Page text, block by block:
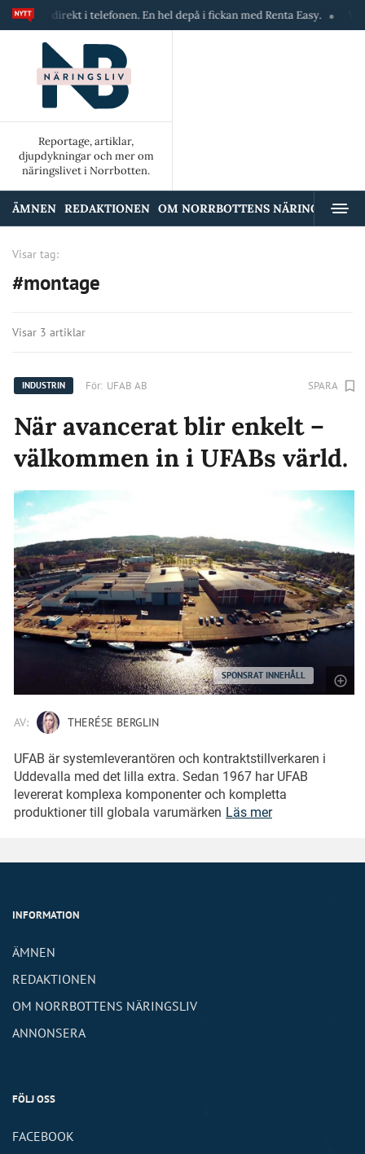
direkt i telefonen. En hel depå i fickan med Renta Easy.
Reportage, artiklar,
djupdykningar och mer om
näringslivet i Norrbotten.
ÄMNEN REDAKTIONEN OM NORRBOTTENS NÄRINGSLIV
Visar tag:
#montage
Visar 3 artiklar
INDUSTRIN För: UFAB AB SPARA
När avancerat blir enkelt –
välkommen in i UFABs värld.
SPONSRAT INNEHÅLL
AV: THERÉSE BERGLIN
UFAB är systemleverantören och kontraktstillverkaren i
Uddevalla med det lilla extra. Sedan 1967 har UFAB
levererat komplexa komponenter och kompletta
produktioner till globala varumärken Läs mer
INFORMATION
ÄMNEN
REDAKTIONEN
OM NORRBOTTENS NÄRINGSLIV
ANNONSERA
FÖLJ OSS
FACEBOOK